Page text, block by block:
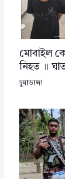
মোবাইল
নিহত ॥
চুয়াডাঙ্গা